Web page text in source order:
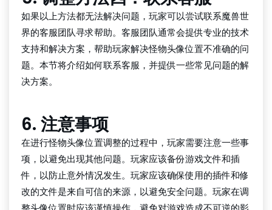
如果以上方法都无法解决问题，玩家可以尝试联系魔兽世
界的客服团队寻求帮助。客服团队通常会提供专业的技术
支持和解决方案，帮助玩家解决怪物头像位置不准确的问
题。本节将介绍如何联系客服，并提供一些常见问题的解
决方案。
6. 注意事项
在进行怪物头像位置调整的过程中，玩家需要注意一些事
项，以避免出现其他问题。玩家应该备份游戏文件和插
件，以防止意外情况发生。玩家应该确保使用的插件和修
改的文件是来自可信的来源，以避免安全问题。玩家在调